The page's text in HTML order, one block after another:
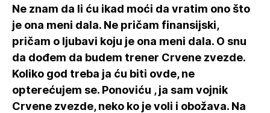
Ne znam da li ću ikad moći da vratim ono što
je ona meni dala. Ne pričam finansijski,
pričam o ljubavi koju je ona meni dala. O snu
da dođem da budem trener Crvene zvezde.
Koliko god treba ja ću biti ovde, ne
opterećujem se. Ponoviću , ja sam vojnik
Crvene zvezde, neko ko je voli i obožava. Na